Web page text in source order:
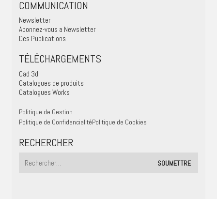
COMMUNICATION
Newsletter
Abonnez-vous a Newsletter
Des Publications
TÉLÉCHARGEMENTS
Cad 3d
Catalogues de produits
Catalogues Works
Politique de Gestion
Politique de ConfidencialitéPolitique de Cookies
RECHERCHER